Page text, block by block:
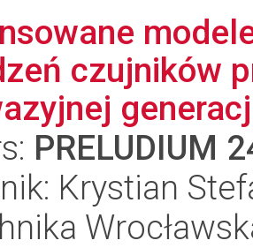
czujników
PRELUDIUM
Krystian